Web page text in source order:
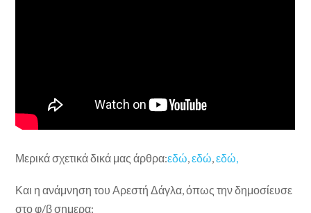
Μερικά σχετικά δικά μας άρθρα:εδώ ,εδώ ,εδώ,
Και η ανάμνηση του Αρεστή Δάγλα, όπως την δημοσίευσε
στο φ/β σημερα: